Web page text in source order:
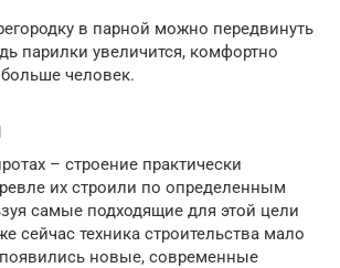
в парной можно передвинуть
парилки увеличится, комфортно
человек.
– строение практически
их строили по определенным
самые подходящие для этой цели
сейчас техника строительства мало
новые, современные